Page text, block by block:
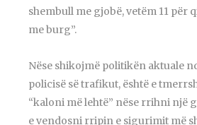
shembull me gjobë, vetëm 11 për
me burg”.
Nëse shikojmë politikën aktuale
policisë së trafikut, është e
“kaloni më lehtë” nëse rrihni një
e vendosni rripin e sigurimit më